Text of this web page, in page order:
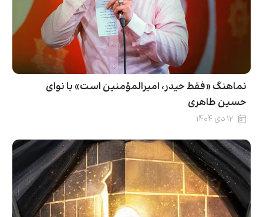
نماهنگ «فقط حیدر، امیرالمؤمنین است» با نوای
حسین طاهری
۱۲ دی ۱۴۰۴